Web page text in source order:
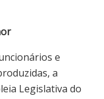
e
a
Legislativa do